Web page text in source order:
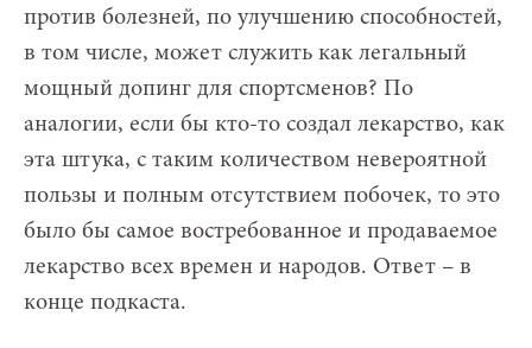
против болезней, по улучшению способностей,
в том числе, может служить как легальный
мощный допинг для спортсменов? По
аналогии, если бы кто-то создал лекарство, как
эта штука, с таким количеством невероятной
пользы и полным отсутствием побочек, то это
было бы самое востребованное и продаваемое
лекарство всех времен и народов. Ответ – в
конце подкаста.